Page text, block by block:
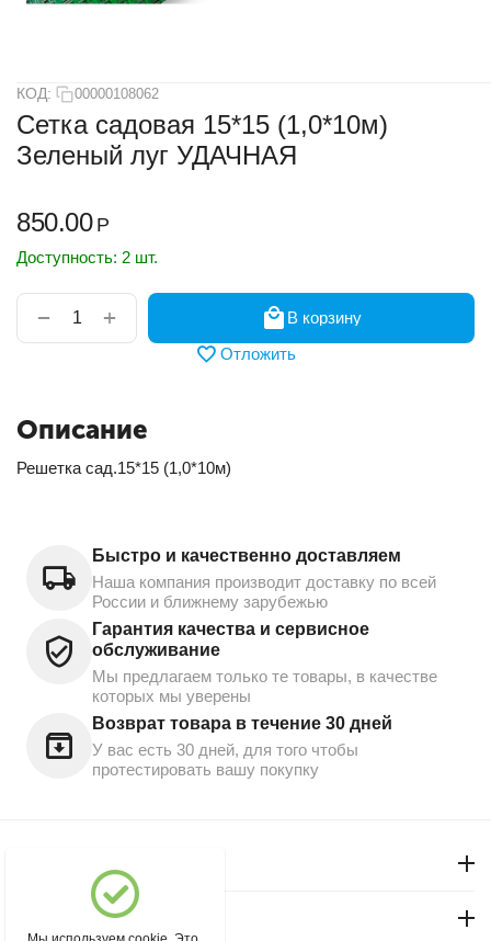
КОД: 00000108062
Сетка садовая 15*15 (1,0*10м)
Зеленый луг УДАЧНАЯ
850.00 Р
Доступность: 2 шт.
+
−
В корзину
Отложить
Описание
Решетка сад.15*15 (1,0*10м)
Быстро и качественно доставляем
Наша компания производит доставку по всей
России и ближнему зарубежью
Гарантия качества и сервисное
обслуживание
Мы предлагаем только те товары, в качестве
которых мы уверены
Возврат товара в течение 30 дней
У вас есть 30 дней, для того чтобы
протестировать вашу покупку
Магазин "Северный"